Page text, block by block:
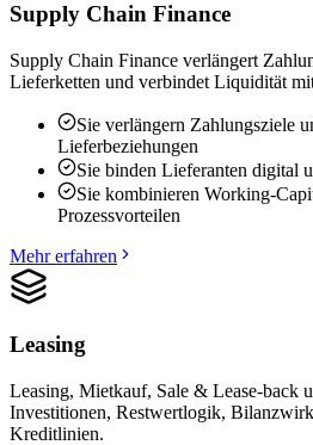
Supply Chain Finance
Supply Chain Finance verlängert
Lieferketten und verbindet Liquidität
Sie verlängern Zahlungsziele
Lieferbeziehungen
Sie binden Lieferanten digital
Sie kombinieren Working-
Prozessvorteilen
Mehr erfahren
Leasing
Leasing, Mietkauf, Sale & Lease-back
Investitionen, Restwertlogik,
Kreditlinien.